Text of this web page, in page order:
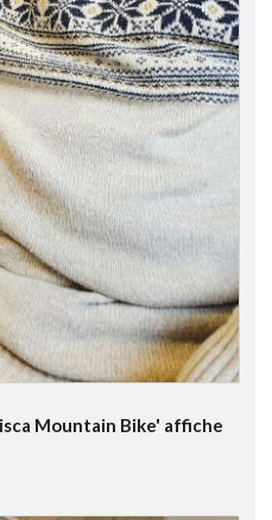
Mountain Bike' affiche